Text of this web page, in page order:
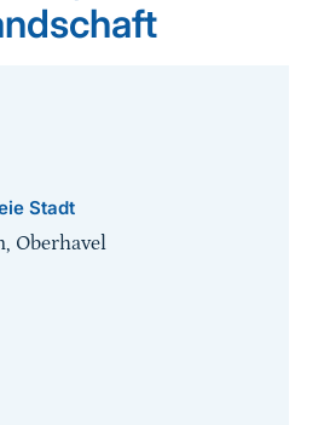
Stadt
Oberhavel